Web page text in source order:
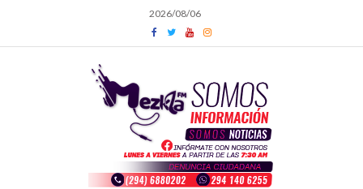
content
2026/08/06